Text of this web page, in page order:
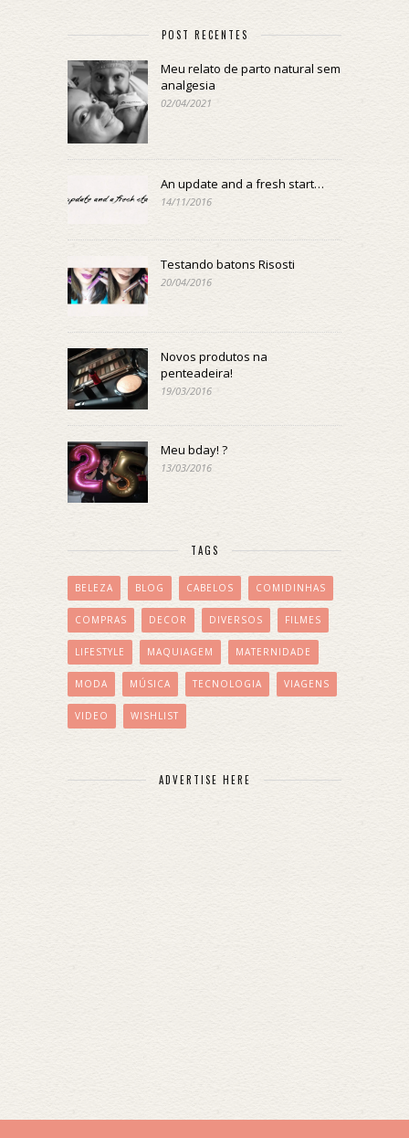
POST RECENTES
Meu relato de parto natural sem
analgesia
02/04/2021
An update and a fresh start…
14/11/2016
Testando batons Risosti
20/04/2016
Novos produtos na
penteadeira!
19/03/2016
Meu bday! ?
13/03/2016
TAGS
BELEZA BLOG CABELOS COMIDINHAS
COMPRAS DECOR DIVERSOS FILMES
LIFESTYLE MAQUIAGEM MATERNIDADE
MODA MÚSICA TECNOLOGIA VIAGENS
VIDEO WISHLIST
ADVERTISE HERE